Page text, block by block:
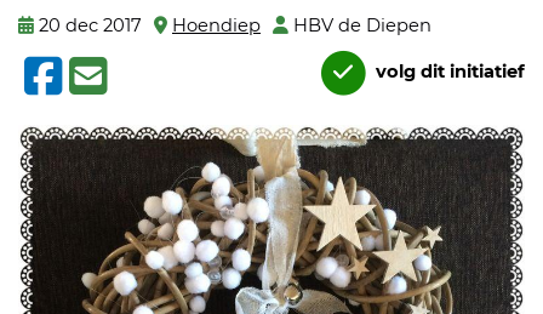
20 dec 2017 Hoendiep HBV de Diepen
volg dit initiatief